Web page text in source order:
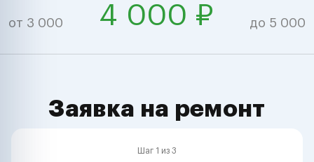
от 3 000 4 000 ₽ до 5 000
Заявка на ремонт
Шаг 1 из 3